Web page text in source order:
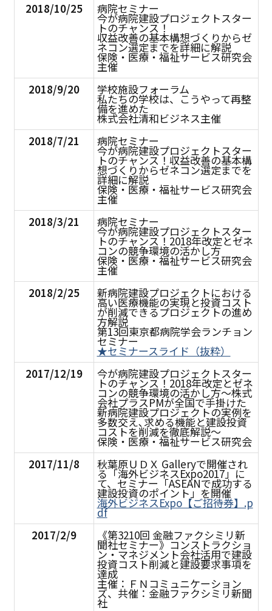
2018/10/25
病院セミナー
今が病院建設プロジェクトスター
トのチャンス！
収益改善の基本構想づくりからゼ
ネコン選定までを詳細に解説
保険・医療・福祉サービス研究会
主催
2018/9/20
学校施設フォーラム
私たちの学校は、こうやって再整
備を進めた
株式会社清和ビジネス主催
2018/7/21
病院セミナー
今が病院建設プロジェクトスター
トのチャンス！収益改善の基本構
想づくりからゼネコン選定までを
詳細に解説
保険・医療・福祉サービス研究会
主催
2018/3/21
病院セミナー
今が病院建設プロジェクトスター
トのチャンス！2018年改定とゼネ
コンの競争環境の活かし方
保険・医療・福祉サービス研究会
主催
2018/2/25
新病院建設プロジェクトにおける
高い医療機能の実現と投資コスト
が削減できるプロジェクトの進め
方解説
第13回東京都病院学会ランチョン
セミナー
★セミナースライド（抜粋）
2017/12/19
今が病院建設プロジェクトスター
トのチャンス！2018年改定とゼネ
コンの競争環境の活かし方～株式
会社プラスPMが全国で手掛けた
新病院建設プロジェクトの実例を
多数交え､求める機能と建設投資
コストを削減を徹底解説～
保険・医療・福祉サービス研究会
2017/11/8
秋葉原ＵＤＸ Galleryで開催され
る「海外ビジネスExpo2017」に
て、セミナー「ASEANで成功する
建設投資のポイント」を開催
海外ビジネスExpo【ご招待券】.p
df
2017/2/9
《第3210回 金融ファクシミリ新
聞社セミナー》コンストラクショ
ン・マネジメント会社活用で建設
投資コスト削減と建設要求事項を
達成
主催：ＦＮコミュニケーション
ズ、共催：金融ファクシミリ新聞
社